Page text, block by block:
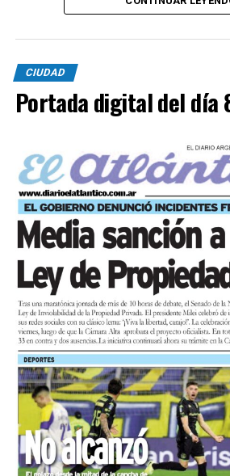
CIUDAD
Portada digital del